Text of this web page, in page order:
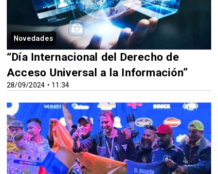
Novedades
28/09/2024 • 11:34
“Día Internacional del Derecho de
Acceso Universal a la Información”